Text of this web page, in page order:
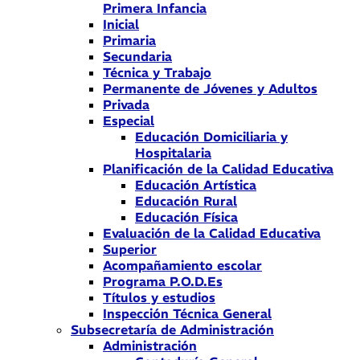
Primera Infancia
Inicial
Primaria
Secundaria
Técnica y Trabajo
Permanente de Jóvenes y Adultos
Privada
Especial
Educación Domiciliaria y
Hospitalaria
Planificación de la Calidad Educativa
Educación Artística
Educación Rural
Educación Física
Evaluación de la Calidad Educativa
Superior
Acompañamiento escolar
Programa P.O.D.Es
Títulos y estudios
Inspección Técnica General
Subsecretaría de Administración
Administración